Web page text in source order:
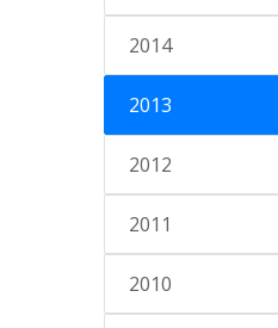
2014
2013
2012
2011
2010